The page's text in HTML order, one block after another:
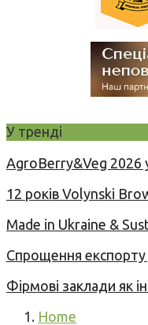
У тренді
AgroBerry&Veg 2026 у
12 років Volynski
Made in Ukraine &
Спрощення
Фірмові заклади як
Home